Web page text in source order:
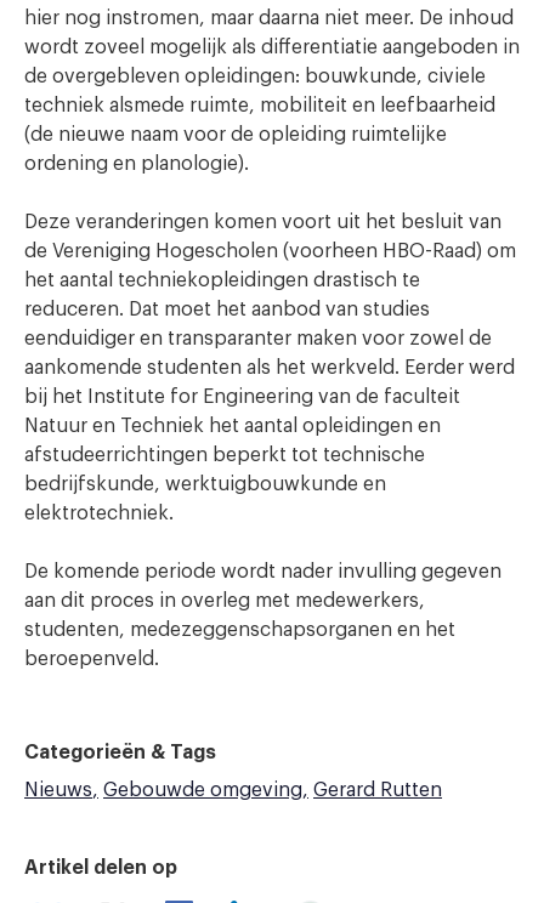
hier nog instromen, maar daarna niet meer. De inhoud
wordt zoveel mogelijk als differentiatie aangeboden in
de overgebleven opleidingen: bouwkunde, civiele
techniek alsmede ruimte, mobiliteit en leefbaarheid
(de nieuwe naam voor de opleiding ruimtelijke
ordening en planologie).
Deze veranderingen komen voort uit het besluit van
de Vereniging Hogescholen (voorheen HBO-Raad) om
het aantal techniekopleidingen drastisch te
reduceren. Dat moet het aanbod van studies
eenduidiger en transparanter maken voor zowel de
aankomende studenten als het werkveld. Eerder werd
bij het Institute for Engineering van de faculteit
Natuur en Techniek het aantal opleidingen en
afstudeerrichtingen beperkt tot technische
bedrijfskunde, werktuigbouwkunde en
elektrotechniek.
De komende periode wordt nader invulling gegeven
aan dit proces in overleg met medewerkers,
studenten, medezeggenschapsorganen en het
beroepenveld.
Categorieën & Tags
Nieuws
Gebouwde omgeving Gerard Rutten
Artikel delen op